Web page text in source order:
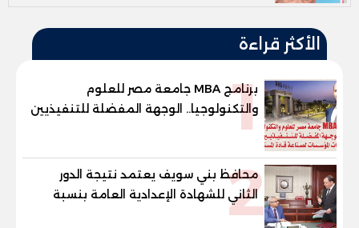
الأكثر قراءة
1
برنامج MBA جامعة مصر للعلوم
والتكنولوجيا.. الوجهة المفضلة للتنفيذيين
وقيادات المؤسسات لصناعة قادة
2
محافظ بني سويف يعتمد نتيجة الدور
الثاني للشهادة الإعدادية العامة بنسبة